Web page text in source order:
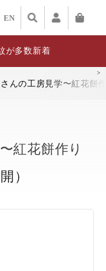
EN
が多数新着
んの工房見学〜紅花餅
紅花餅作り
）